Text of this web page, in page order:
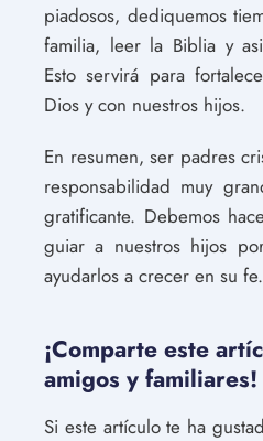
piadosos, dediquemos
familia, leer la Biblia y
Esto servirá para
Dios y con nuestros hijos.
En resumen, ser padres
responsabilidad muy
gratificante. Debemos
guiar a nuestros hijos
ayudarlos a crecer en su fe.
¡Comparte este
amigos y familiares!
Si este artículo te ha